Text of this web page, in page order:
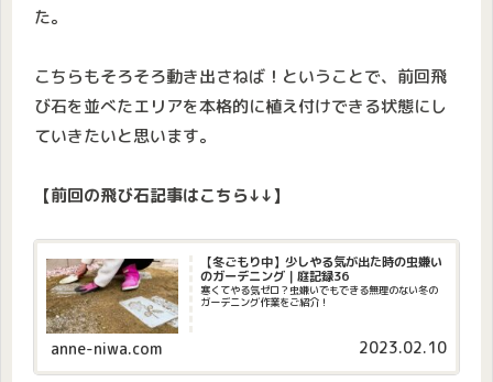
た。
こちらもそろそろ動き出さねば！ということで、前回飛
び石を並べたエリアを本格的に植え付けできる状態にし
ていきたいと思います。
【前回の飛び石記事はこちら↓↓】
【冬ごもり中】少しやる気が出た時の虫嫌い
のガーデニング｜庭記録36
寒くてやる気ゼロ？虫嫌いでもできる無理のない冬の
ガーデニング作業をご紹介！
anne-niwa.com 2023.02.10